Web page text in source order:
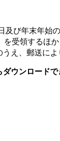
び年末年始
受領するほ
え、郵送によ
ウンロードで